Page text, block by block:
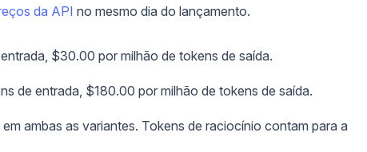
da API no mesmo dia do lançamento.
$30.00 por milhão de tokens de saída.
de entrada, $180.00 por milhão de tokens de saída.
em ambas as variantes. Tokens de raciocínio contam para a